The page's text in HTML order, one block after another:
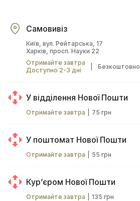
Самовивіз
Київ, вул. Рейтарська, 17
Харків, просп. Науки 22
Отримайте завтра
Доступно 2-3 дні
Безкоштовно
У відділення Нової Пошти
Отримайте завтра 75 грн
У поштомат Нової Пошти
Отримайте завтра 55 грн
Курʼєром Нової Пошти
Отримайте завтра 135 грн